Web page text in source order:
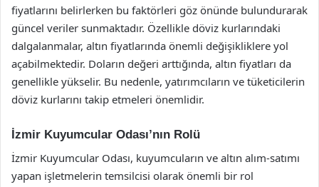
fiyatlarını belirlerken bu faktörleri göz önünde bulundurarak
güncel veriler sunmaktadır. Özellikle döviz kurlarındaki
dalgalanmalar, altın fiyatlarında önemli değişikliklere yol
açabilmektedir. Doların değeri arttığında, altın fiyatları da
genellikle yükselir. Bu nedenle, yatırımcıların ve tüketicilerin
döviz kurlarını takip etmeleri önemlidir.
İzmir Kuyumcular Odası’nın Rolü
İzmir Kuyumcular Odası, kuyumcuların ve altın alım-satımı
yapan işletmelerin temsilcisi olarak önemli bir rol